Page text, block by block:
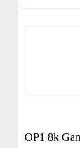
OP1 8k